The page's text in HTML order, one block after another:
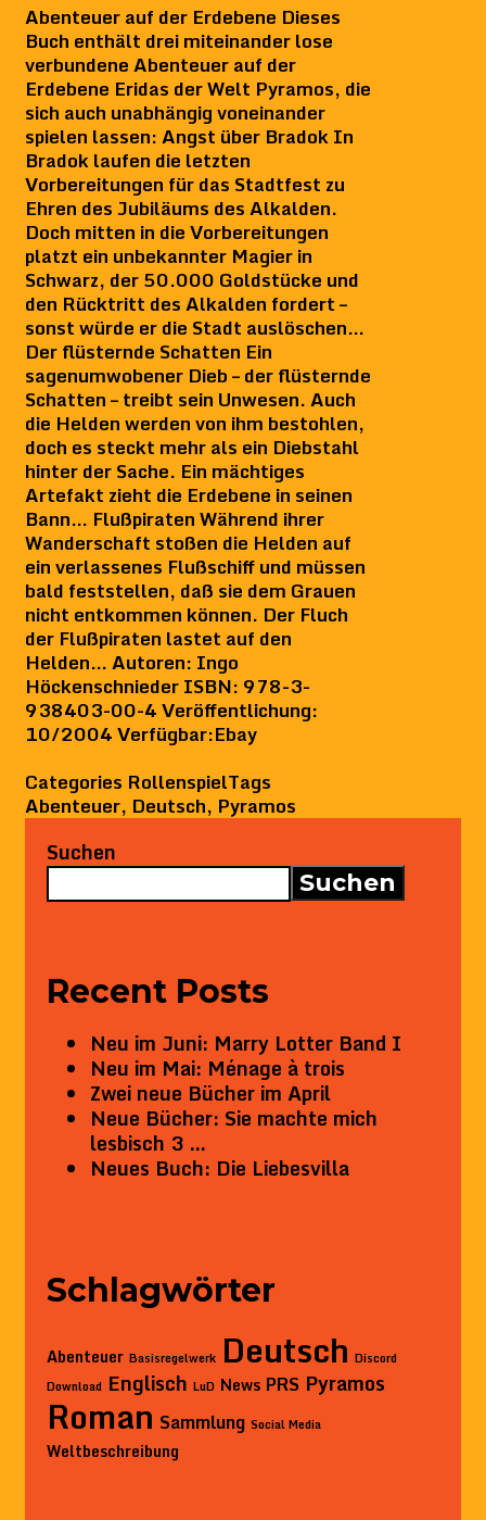
Abenteuer auf der Erdebene Dieses
Buch enthält drei miteinander lose
verbundene Abenteuer auf der
Erdebene Eridas der Welt Pyramos, die
sich auch unabhängig voneinander
spielen lassen: Angst über Bradok In
Bradok laufen die letzten
Vorbereitungen für das Stadtfest zu
Ehren des Jubiläums des Alkalden.
Doch mitten in die Vorbereitungen
platzt ein unbekannter Magier in
Schwarz, der 50.000 Goldstücke und
den Rücktritt des Alkalden fordert –
sonst würde er die Stadt auslöschen…
Der flüsternde Schatten Ein
sagenumwobener Dieb – der flüsternde
Schatten – treibt sein Unwesen. Auch
die Helden werden von ihm bestohlen,
doch es steckt mehr als ein Diebstahl
hinter der Sache. Ein mächtiges
Artefakt zieht die Erdebene in seinen
Bann… Flußpiraten Während ihrer
Wanderschaft stoßen die Helden auf
ein verlassenes Flußschiff und müssen
bald feststellen, daß sie dem Grauen
nicht entkommen können. Der Fluch
der Flußpiraten lastet auf den
Helden… Autoren: Ingo
Höckenschnieder ISBN: 978-3-
938403-00-4 Veröffentlichung:
10/2004 Verfügbar:Ebay
Categories RollenspielTags
Abenteuer, Deutsch, Pyramos
Suchen
Suchen
Recent Posts
Neu im Juni: Marry Lotter Band I
Neu im Mai: Ménage à trois
Zwei neue Bücher im April
Neue Bücher: Sie machte mich
lesbisch 3 …
Neues Buch: Die Liebesvilla
Schlagwörter
Abenteuer Basisregelwerk Deutsch Discord
Download Englisch LuD News PRS Pyramos
Roman Sammlung Social Media
Weltbeschreibung